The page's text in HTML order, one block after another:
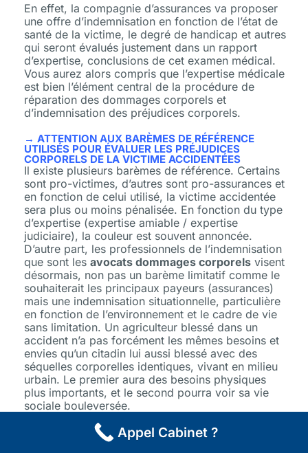
En effet, la compagnie d’assurances va proposer
une offre d’indemnisation en fonction de l’état de
santé de la victime, le degré de handicap et autres
qui seront évalués justement dans un rapport
d’expertise, conclusions de cet examen médical.
Vous aurez alors compris que l’expertise médicale
est bien l’élément central de la procédure de
réparation des dommages corporels et
d’indemnisation des préjudices corporels.
→ ATTENTION AUX BARÈMES DE RÉFÉRENCE
UTILISÉS POUR ÉVALUER LES PRÉJUDICES
CORPORELS DE LA VICTIME ACCIDENTÉES
Il existe plusieurs barèmes de référence. Certains
sont pro-victimes, d’autres sont pro-assurances et
en fonction de celui utilisé, la victime accidentée
sera plus ou moins pénalisée. En fonction du type
d’expertise (expertise amiable / expertise
judiciaire), la couleur est souvent annoncée.
D’autre part, les professionnels de l’indemnisation
que sont les avocats dommages corporels visent
désormais, non pas un barème limitatif comme le
souhaiterait les principaux payeurs (assurances)
mais une indemnisation situationnelle, particulière
en fonction de l’environnement et le cadre de vie
sans limitation. Un agriculteur blessé dans un
accident n’a pas forcément les mêmes besoins et
envies qu’un citadin lui aussi blessé avec des
séquelles corporelles identiques, vivant en milieu
urbain. Le premier aura des besoins physiques
plus importants, et le second pourra voir sa vie
sociale bouleversée.
→ ATTENTION AUX FAUX BONS CONSEILS DE
VOTRE ASSURANCE
Appel Cabinet ?